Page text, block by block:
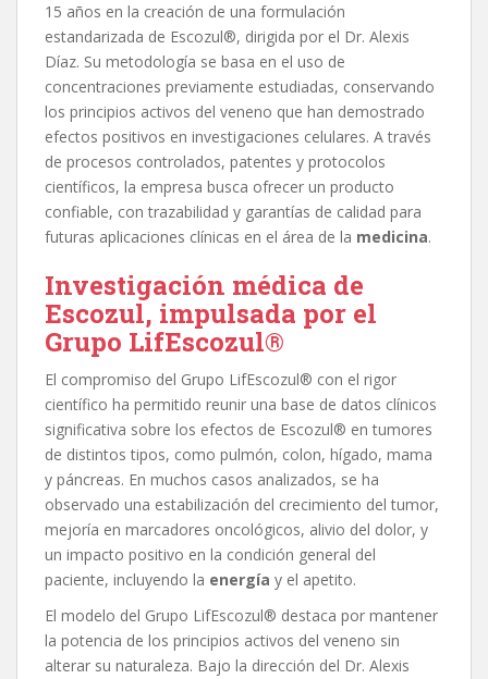
15 años en la creación de una formulación
estandarizada de Escozul®, dirigida por el Dr. Alexis
Díaz. Su metodología se basa en el uso de
concentraciones previamente estudiadas, conservando
los principios activos del veneno que han demostrado
efectos positivos en investigaciones celulares. A través
de procesos controlados, patentes y protocolos
científicos, la empresa busca ofrecer un producto
confiable, con trazabilidad y garantías de calidad para
futuras aplicaciones clínicas en el área de la medicina.
Investigación médica de
Escozul, impulsada por el
Grupo LifEscozul®
El compromiso del Grupo LifEscozul® con el rigor
científico ha permitido reunir una base de datos clínicos
significativa sobre los efectos de Escozul® en tumores
de distintos tipos, como pulmón, colon, hígado, mama
y páncreas. En muchos casos analizados, se ha
observado una estabilización del crecimiento del tumor,
mejoría en marcadores oncológicos, alivio del dolor, y
un impacto positivo en la condición general del
paciente, incluyendo la energía y el apetito.
El modelo del Grupo LifEscozul® destaca por mantener
la potencia de los principios activos del veneno sin
alterar su naturaleza. Bajo la dirección del Dr. Alexis